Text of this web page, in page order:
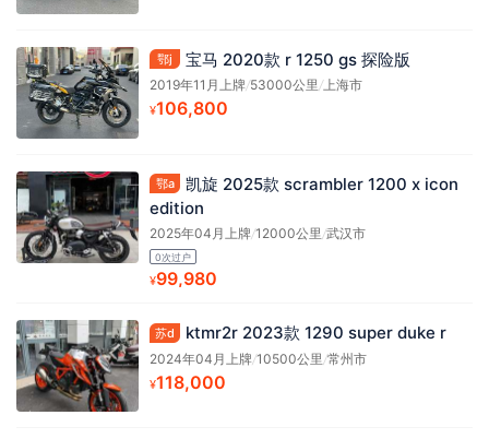
鄂j 宝马 2020款 r 1250 gs 探险版
2019年11月上牌/53000公里/上海市
¥106,800
鄂a
凯旋 2025款 scrambler 1200 x icon
edition
2025年04月上牌/12000公里/武汉市
0次过户
¥99,980
苏d ktmr2r 2023款 1290 super duke r
2024年04月上牌/10500公里/常州市
¥118,000